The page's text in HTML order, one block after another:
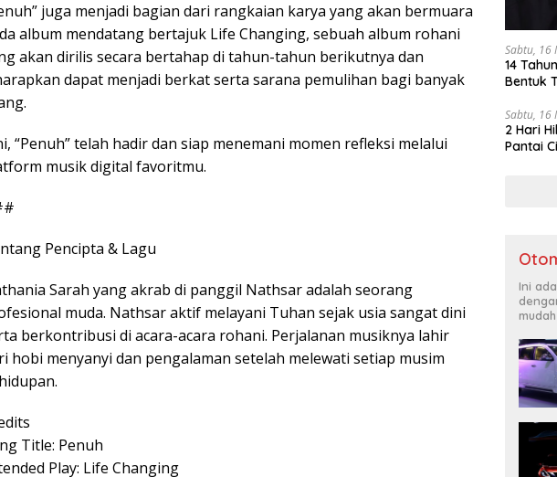
juga menjadi bagian dari rangkaian karya yang akan bermuara
album mendatang bertajuk Life Changing, sebuah album rohani
akan dirilis secara bertahap di tahun-tahun berikutnya dan
dapat menjadi berkat serta sarana pemulihan bagi banyak
“Penuh” telah hadir dan siap menemani momen refleksi melalui
musik digital favoritmu.
Pencipta & Lagu
Sarah yang akrab di panggil Nathsar adalah seorang
muda. Nathsar aktif melayani Tuhan sejak usia sangat dini
berkontribusi di acara-acara rohani. Perjalanan musiknya lahir
hobi menyanyi dan pengalaman setelah melewati setiap musim
Title: Penuh
Play: Life Changing
Sabtu,
14
Bentuk
Sabtu,
2 Hari
Pantai
Ini